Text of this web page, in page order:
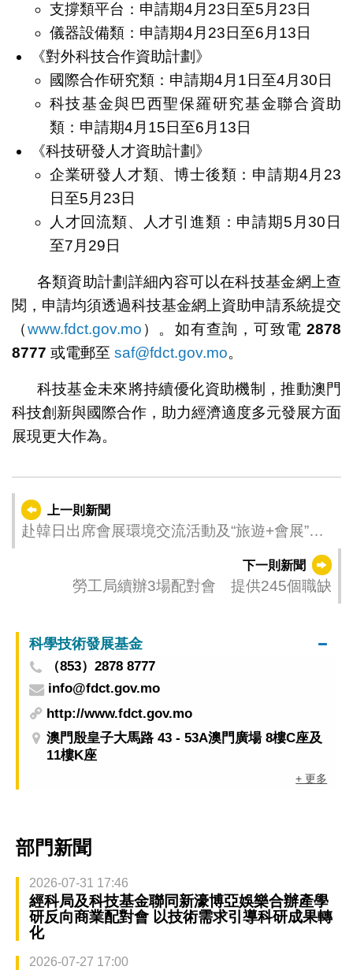
支撐類平台：申請期4月23日至5月23日
儀器設備類：申請期4月23日至6月13日
《對外科技合作資助計劃》
國際合作研究類：申請期4月1日至4月30日
科技基金與巴西聖保羅研究基金聯合資助
類：申請期4月15日至6月13日
《科技研發人才資助計劃》
企業研發人才類、博士後類：申請期4月23
日至5月23日
人才回流類、人才引進類：申請期5月30日
至7月29日
各類資助計劃詳細內容可以在科技基金網上查
閱，申請均須透過科技基金網上資助申請系統提交
（www.fdct.gov.mo ）。如有查詢，可致電2878
8777 或電郵至 saf@fdct.gov.mo。
科技基金未來將持續優化資助機制，推動澳門
科技創新與國際合作，助力經濟適度多元發展方面
展現更大作為。
上一則新聞
赴韓日出席會展環境交流活動及“旅遊+會展”產
下一則新聞
勞工局續辦3場配對會 提供245個職缺
科學技術發展基金
（853）2878 8777
info@fdct.gov.mo
http://www.fdct.gov.mo
澳門殷皇子大馬路 43 - 53A澳門廣場 8樓C座及
11樓K座
+ 更多
部門新聞
2026-07-31 17:46
經科局及科技基金聯同新濠博亞娛樂合辦產學
研反向商業配對會 以技術需求引導科研成果轉
化
2026-07-27 17:00